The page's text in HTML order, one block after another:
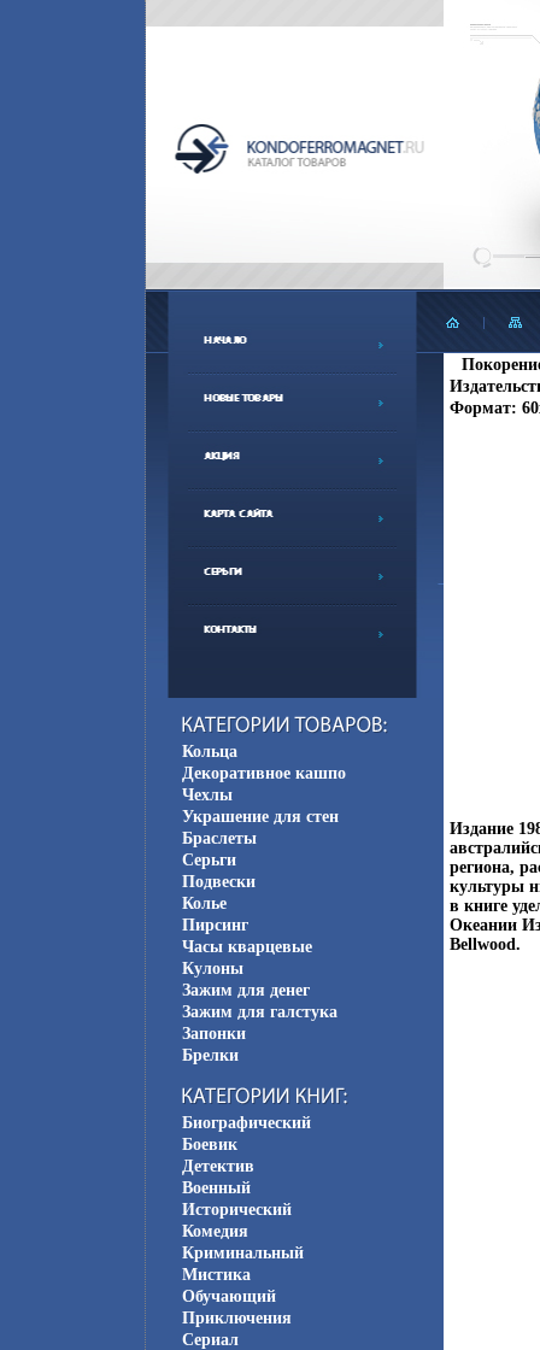
Кольца
Декоративное кашпо
Чехлы
Украшение для стен
Браслеты
Серьги
Подвески
Колье
Пирсинг
Часы кварцевые
Кулоны
Зажим для денег
Зажим для галстука
Запонки
Брелки
Биографический
Боевик
Детектив
Военный
Исторический
Комедия
Криминальный
Мистика
Обучающий
Приключения
Сериал
Формат:
Издание
региона,
культуры
в книге
Океании
Bellwood.